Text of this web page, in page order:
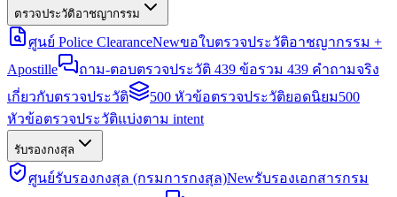
ตรวจประวัติอาชญากรรม
ศูนย์ Police ClearanceNewขอใบตรวจประวัติอาชญากรรม +
Apostille
ถาม-ตอบตรวจประวัติ 439 ข้อรวม 439 คำถามจริง
เกี่ยวกับตรวจประวัติ
500 หัวข้อตรวจประวัติยอดนิยม500
หัวข้อตรวจประวัติแบ่งตาม intent
รับรองกงสุล
ศูนย์รับรองกงสุล (กรมการกงสุล)Newรับรองเอกสารกรม